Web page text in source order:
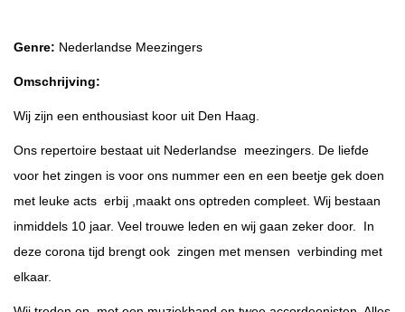
Genre: Nederlandse Meezingers
Omschrijving:
Wij zijn een enthousiast koor uit Den Haag.
Ons repertoire bestaat uit Nederlandse meezingers. De liefde
voor het zingen is voor ons nummer een en een beetje gek doen
met leuke acts erbij ,maakt ons optreden compleet. Wij bestaan
inmiddels 10 jaar. Veel trouwe leden en wij gaan zeker door. In
deze corona tijd brengt ook zingen met mensen verbinding met
elkaar.